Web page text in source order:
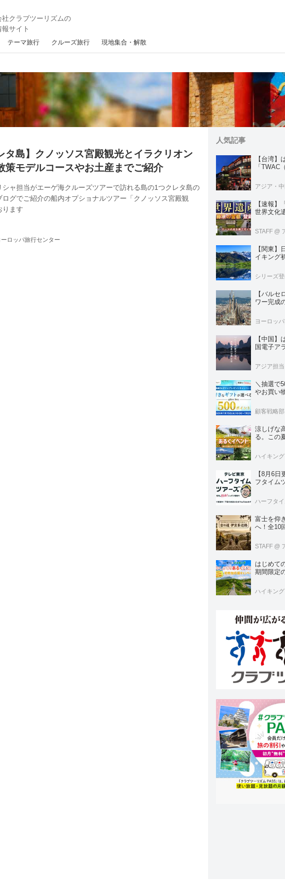
テーマ旅行 クルーズ旅行 現地集合・解散
タ島】クノッソス宮殿観光とイラクリオン
策モデルコースやお土産までご紹介
ャ担当がエーゲ海クルーズツアーで訪れる島の1つクレタ島の
グでご紹介の船内オプショナルツアー「クノッソス宮殿観
ります
ーロッパ旅行センター
人気記事
【台湾】
「TWAC
アジア・
【速報】
世界文化
ブツーリ
STAFF @
【関東】
イキング
シリーズ
【バルセ
ワー完成
ヨーロッ
【中国】
国電子ア
アジア担当
＼抽選で
やお買い
顧客戦略部
涼しげな
る。この
ングの旅＞
ハイキング
【8月6
フタイム
ハーフタ
富士を仰
へ！全10
ドツアー
STAFF @
はじめて
期間限定
ド＞
ハイキング